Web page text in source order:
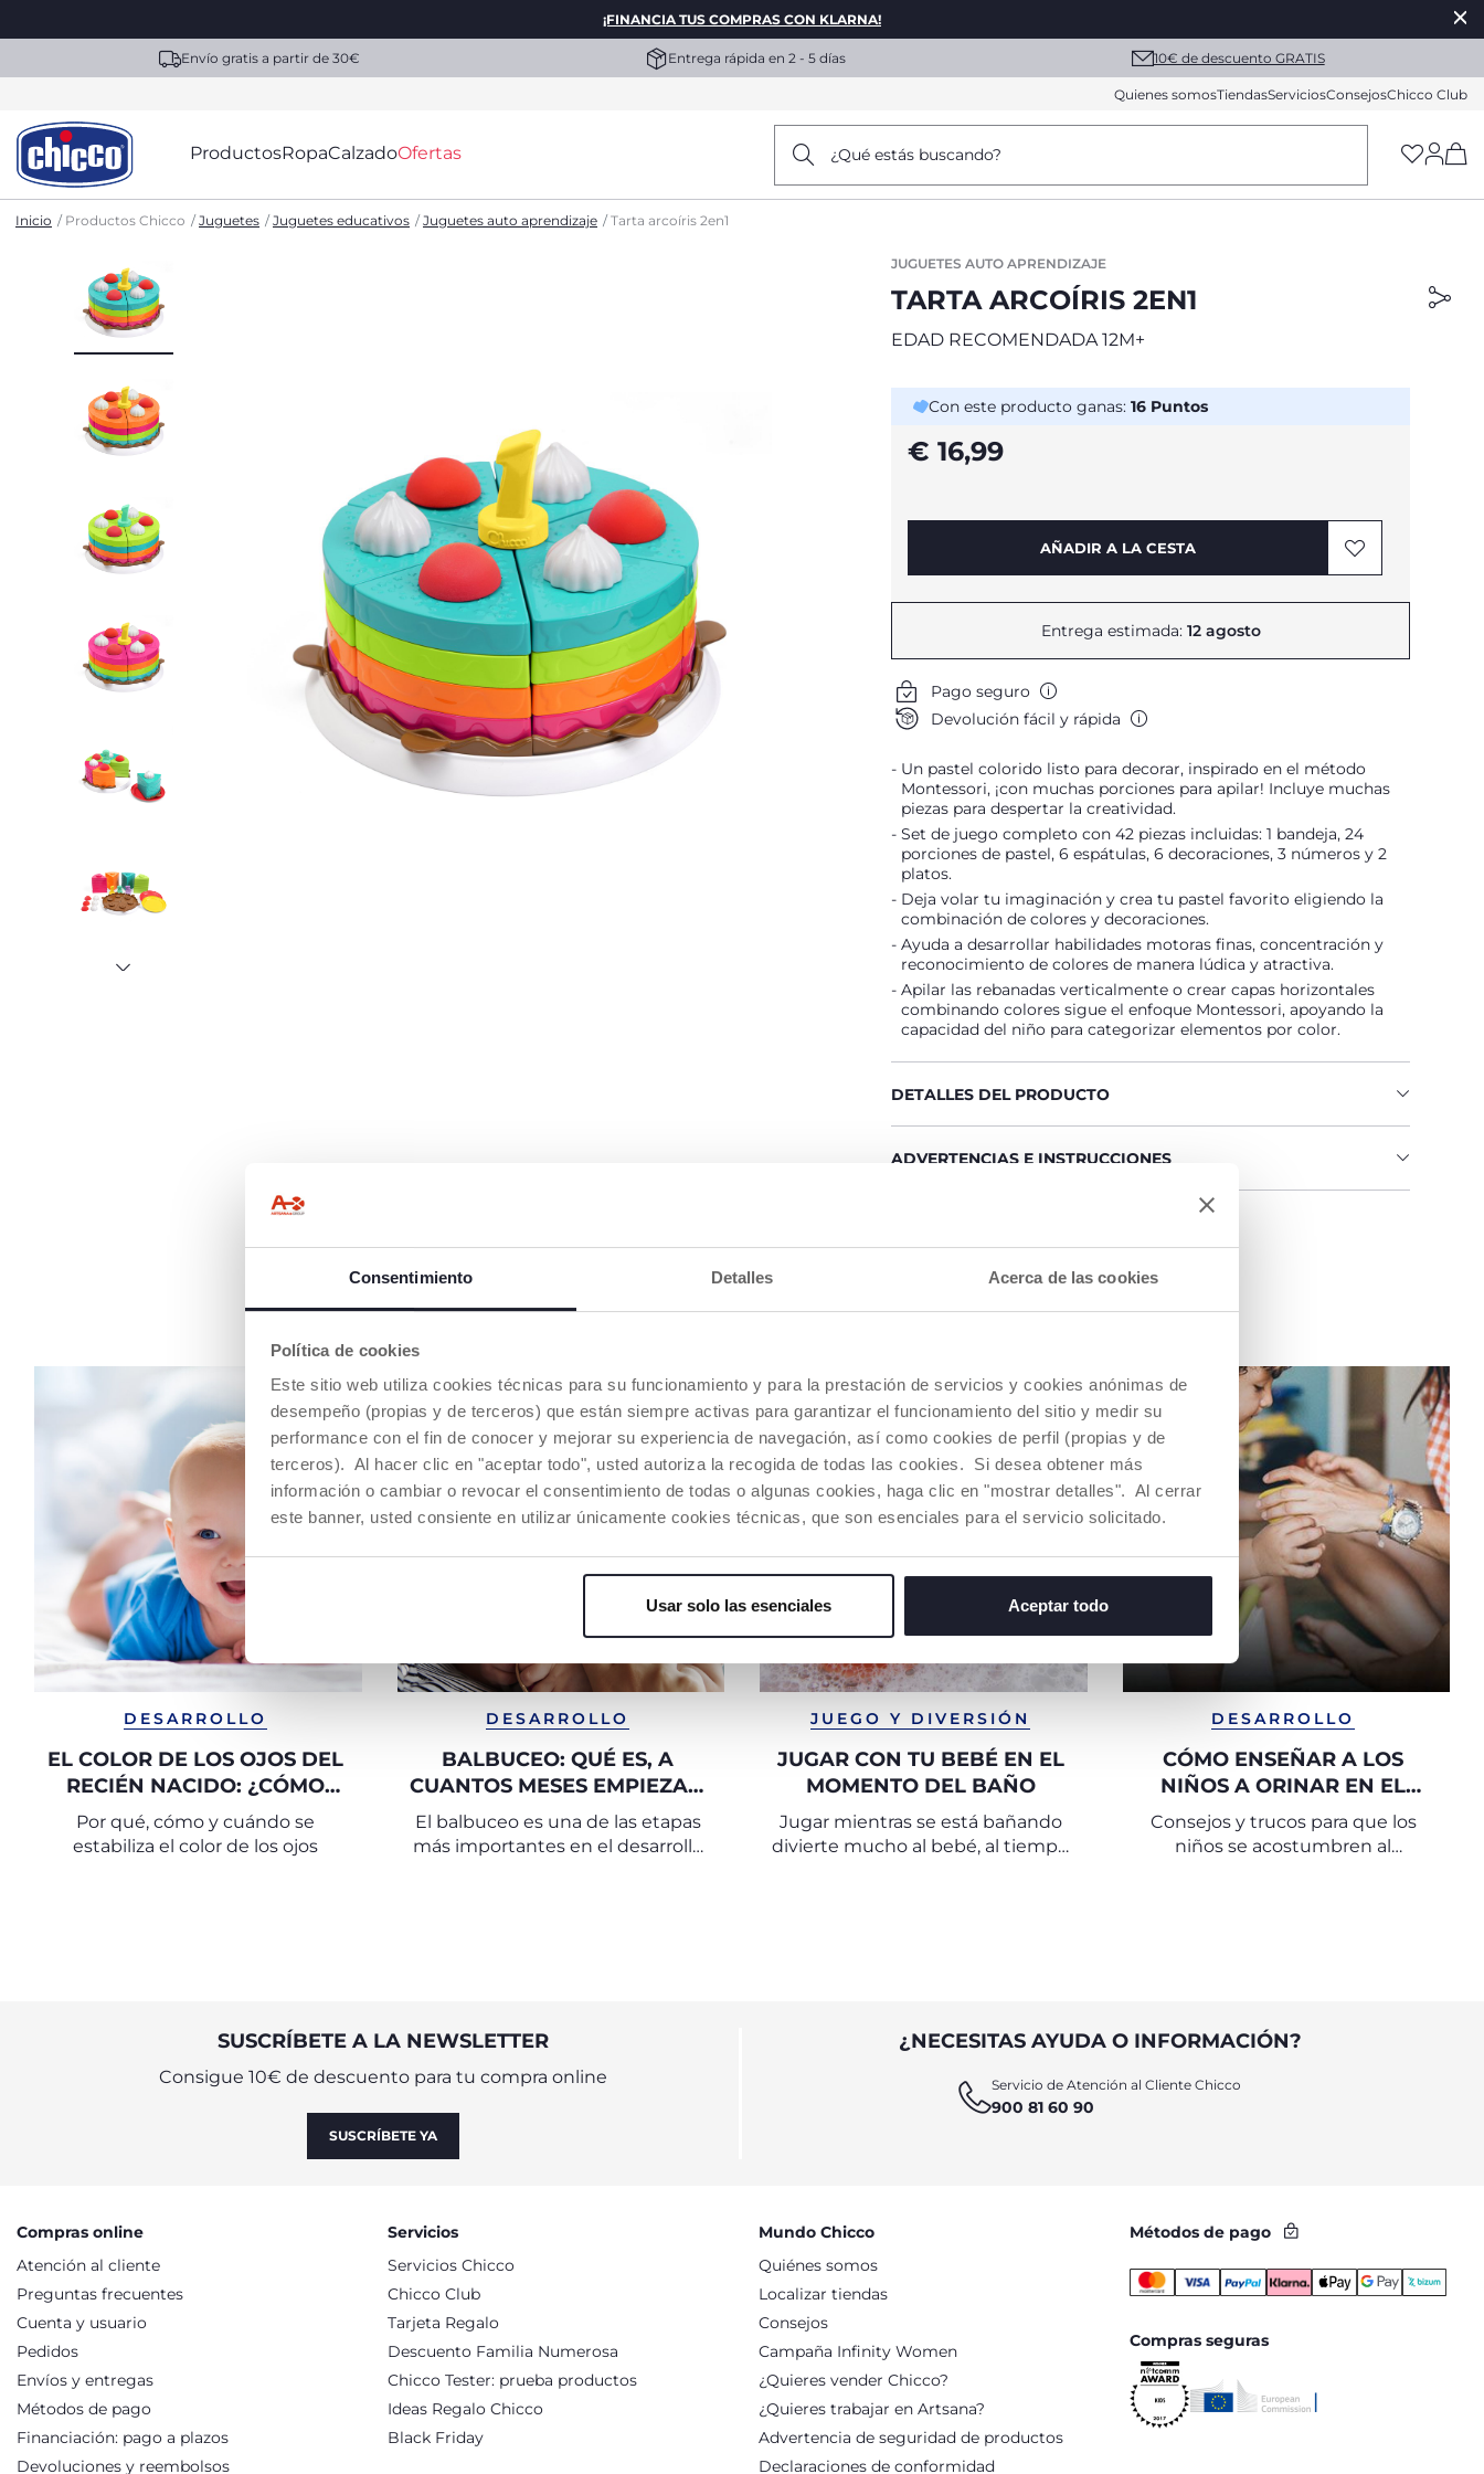
Consentimiento Detalles Acerca de las cookies
Política de cookies
Este sitio web utiliza cookies técnicas para su funcionamiento y para la prestación de servicios y cookies anónimas de
desempeño (propias y de terceros) que están siempre activas para garantizar el funcionamiento del sitio y medir su
performance con el fin de conocer y mejorar su experiencia de navegación, así como cookies de perfil (propias y de
terceros). Al hacer clic en "aceptar todo", usted autoriza la recogida de todas las cookies. Si desea obtener más
información o cambiar o revocar el consentimiento de todas o algunas cookies, haga clic en "mostrar detalles". Al cerrar
este banner, usted consiente en utilizar únicamente cookies técnicas, que son esenciales para el servicio solicitado.
Usar solo las esenciales Aceptar todo
¡FINANCIA TUS COMPRAS CON KLARNA!
Envío gratis a partir de 30€ Entrega rápida en 2 - 5 días 10€ de descuento GRATIS
Quienes somosTiendasServiciosConsejosChicco Club
ProductosRopaCalzadoOfertas ¿Qué estás buscando?
Inicio Productos Chicco Juguetes Juguetes educativos Juguetes auto aprendizaje Tarta arcoíris 2en1
JUGUETES AUTO APRENDIZAJE
TARTA ARCOÍRIS 2EN1
EDAD RECOMENDADA 12M+
Con este producto ganas: 16 Puntos
€ 16,99
AÑADIR A LA CESTA
Entrega estimada: 12 agosto
Pago seguro
Devolución fácil y rápida
Un pastel colorido listo para decorar, inspirado en el método
Montessori, ¡con muchas porciones para apilar! Incluye muchas
piezas para despertar la creatividad.
Set de juego completo con 42 piezas incluidas: 1 bandeja, 24
porciones de pastel, 6 espátulas, 6 decoraciones, 3 números y 2
platos.
Deja volar tu imaginación y crea tu pastel favorito eligiendo la
combinación de colores y decoraciones.
Ayuda a desarrollar habilidades motoras finas, concentración y
reconocimiento de colores de manera lúdica y atractiva.
Apilar las rebanadas verticalmente o crear capas horizontales
combinando colores sigue el enfoque Montessori, apoyando la
capacidad del niño para categorizar elementos por color.
DETALLES DEL PRODUCTO
ADVERTENCIAS E INSTRUCCIONES
NUESTRO CONSEJOS
DESARROLLO
EL COLOR DE LOS OJOS DEL
RECIÉN NACIDO: ¿CÓMO
CAMBIA Y CUÁNDO SE
DEFINE?
Por qué, cómo y cuándo se
estabiliza el color de los ojos
DESARROLLO
BALBUCEO: QUÉ ES, A
CUANTOS MESES EMPIEZA Y
CÓMO ESTIMULARLO
El balbuceo es una de las etapas
más importantes en el desarrollo
JUEGO Y DIVERSIÓN
JUGAR CON TU BEBÉ EN EL
MOMENTO DEL BAÑO
Jugar mientras se está bañando
divierte mucho al bebé, al tiempo
DESARROLLO
CÓMO ENSEÑAR A LOS
NIÑOS A ORINAR EN EL
ORINAL
Consejos y trucos para que los
niños se acostumbren al
SUSCRÍBETE A LA NEWSLETTER
Consigue 10€ de descuento para tu compra online
SUSCRÍBETE YA
¿NECESITAS AYUDA O INFORMACIÓN?
Servicio de Atención al Cliente Chicco
900 81 60 90
Compras online
Atención al cliente
Preguntas frecuentes
Cuenta y usuario
Pedidos
Envíos y entregas
Métodos de pago
Financiación: pago a plazos
Devoluciones y reembolsos
Servicios
Servicios Chicco
Chicco Club
Tarjeta Regalo
Descuento Familia Numerosa
Chicco Tester: prueba productos
Ideas Regalo Chicco
Black Friday
Mundo Chicco
Quiénes somos
Localizar tiendas
Consejos
Campaña Infinity Women
¿Quieres vender Chicco?
¿Quieres trabajar en Artsana?
Advertencia de seguridad de productos
Declaraciones de conformidad
Métodos de pago
Compras seguras